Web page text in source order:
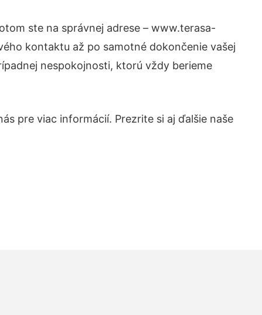
ste na správnej adrese – www.terasa-
kontaktu až po samotné dokončenie vašej
nespokojnosti, ktorú vždy berieme
pre viac informácií. Prezrite si aj ďalšie naše